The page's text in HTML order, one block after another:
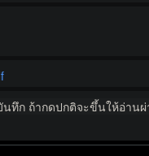
o
n
นทึก ถ้ากดปกติจะขึ้นให้อ่าน